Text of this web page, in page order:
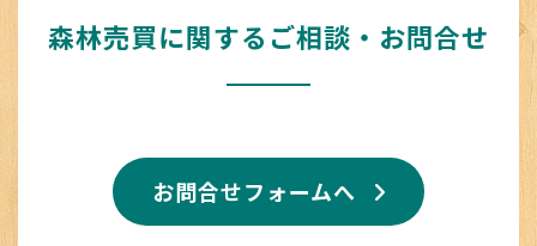
森林売買に関するご相談・お問合せ
お問合せフォームへ